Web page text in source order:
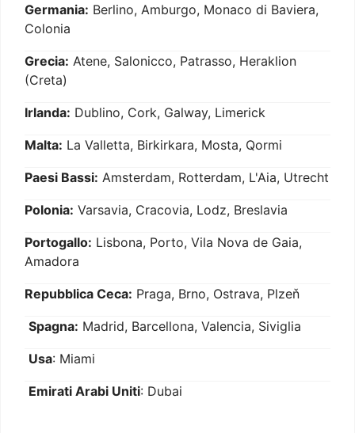
Germania: Berlino, Amburgo, Monaco di Baviera,
Colonia
Grecia: Atene, Salonicco, Patrasso, Heraklion
(Creta)
Irlanda: Dublino, Cork, Galway, Limerick
Malta: La Valletta, Birkirkara, Mosta, Qormi
Paesi Bassi: Amsterdam, Rotterdam, L'Aia, Utrecht
Polonia: Varsavia, Cracovia, Lodz, Breslavia
Portogallo: Lisbona, Porto, Vila Nova de Gaia,
Amadora
Repubblica Ceca: Praga, Brno, Ostrava, Plzeň
Spagna: Madrid, Barcellona, Valencia, Siviglia
Usa: Miami
Emirati Arabi Uniti: Dubai